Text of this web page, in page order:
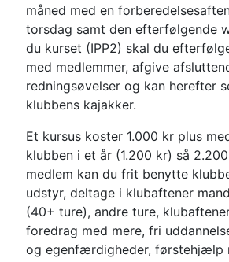
måned med en
torsdag samt den efterfølgende
du kurset (IPP2) skal du
med medlemmer, afgive
redningsøvelser og kan herefter
klubbens kajakker.
Et kursus koster 1.000 kr plus
klubben i et år (1.200 kr) så
medlem kan du frit benytte
udstyr, deltage i klubaftener
(40+ ture), andre ture,
foredrag med mere, fri
og egenfærdigheder, førstehjælp